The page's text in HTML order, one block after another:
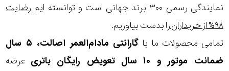
نمایندگی رسمی ۳۰۰ برند جهانی است و توانسته ایم
رضایت
۹۸% از خریداران
را بدست بیاوریم.
تمامی محصولات ما با
گارانتی مادام‌العمر اصالت، ۵ سال
ضمانت موتور و ۱۰ سال تعویض رایگان باتری
عرضه